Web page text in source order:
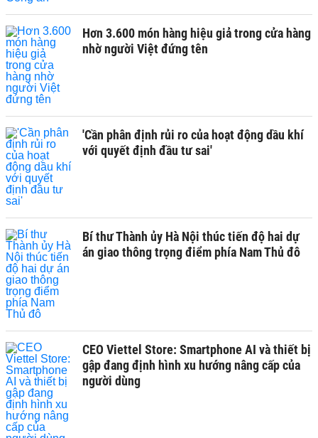
Hơn 3.600 món hàng hiệu giả trong cửa hàng
nhờ người Việt đứng tên
'Cần phân định rủi ro của hoạt động dầu khí
với quyết định đầu tư sai'
Bí thư Thành ủy Hà Nội thúc tiến độ hai dự
án giao thông trọng điểm phía Nam Thủ đô
CEO Viettel Store: Smartphone AI và thiết bị
gập đang định hình xu hướng nâng cấp của
người dùng